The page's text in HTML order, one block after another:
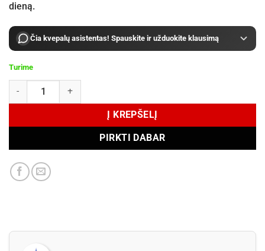
dieną.
Čia kvepalų asistentas! Spauskite ir užduokite klausimą
Turime
produkto kiekis: Zadig & Voltaire THIS IS HIM! Eau de Toilette 100
Į KREPŠELĮ
PIRKTI DABAR